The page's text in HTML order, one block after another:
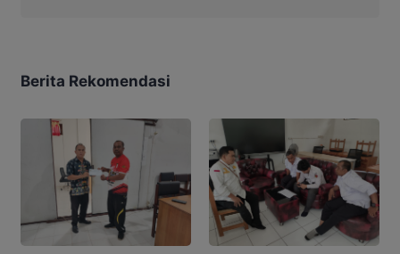
Berita Rekomendasi